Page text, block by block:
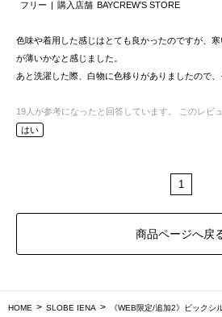
フリー
購入店舗 BAYCREW’S STORE
色味や着用した感じはとても良かったのですが、
が薄いかなと感じました。
あと洗濯した際、白物に色移りがありましたので、
19 人が参考になったと回答しています。
このレビ
はい
1
商品ページへ戻
HOME SLOBE IENA 《WEB限定/追加2》ビックシ